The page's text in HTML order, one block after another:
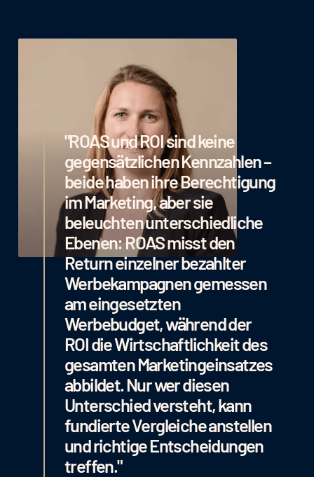
"ROAS und ROI sind keine
gegensätzlichen Kennzahlen –
beide haben ihre Berechtigung
im Marketing, aber sie
beleuchten unterschiedliche
Ebenen: ROAS misst den
Return einzelner bezahlter
Werbekampagnen gemessen
am eingesetzten
Werbebudget, während der
ROI die Wirtschaftlichkeit des
gesamten Marketingeinsatzes
abbildet. Nur wer diesen
Unterschied versteht, kann
fundierte Vergleiche anstellen
und richtige Entscheidungen
treffen."